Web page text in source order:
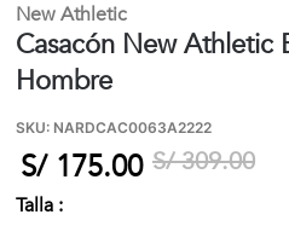
Accesorios
🏃‍♀️🏃‍♂️ Zona del Hincha
👀 Lo Nuevo
New Athletic
Casacón New Athletic
Hombre
SKU: NARDCAC0063A2222
S/ 309.00
S/ 175.00
Talla :